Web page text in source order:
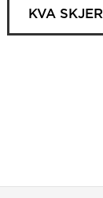
KVA SKJER